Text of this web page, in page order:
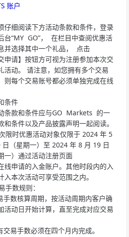
账户
仔细阅读下方活动条款和条件，登录
台“MY GO”， 在栏目中查阅优惠活
并选择其中一个礼品， 点击
申请】按钮方可视为注册参加本次交
活动。 请注意，如您拥有多个交易
则每个交易账号都必须单独完成在线
条件
条款和条件应与GO Markets 的一
和条件以及产品披露声明一起阅读。
限时优惠活动对象仅限于 2024 年 5
日（星期一）至 2024 年 8 月 19 日
一）通过活动注册页面
线申请的入金账户。其他时段内的入
入本次活动可享受范围之内。
手数规则：
手数核算周期，按活动周期内客户确
活动日开始计算，直至完成对应交易
交易手数必须在四个月内完成。